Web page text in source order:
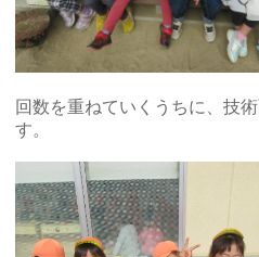
回数を重ねていくうちに、技
す。